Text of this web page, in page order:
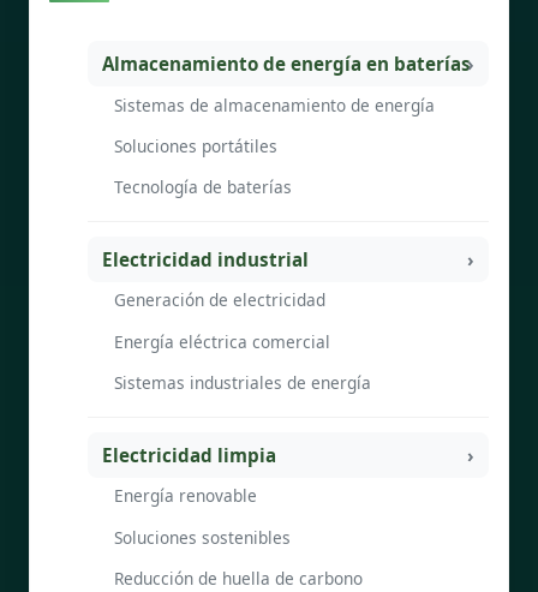
Almacenamiento de energía en baterías
Sistemas de almacenamiento de energía
Soluciones portátiles
Tecnología de baterías
Electricidad industrial
Generación de electricidad
Energía eléctrica comercial
Sistemas industriales de energía
Electricidad limpia
Energía renovable
Soluciones sostenibles
Reducción de huella de carbono